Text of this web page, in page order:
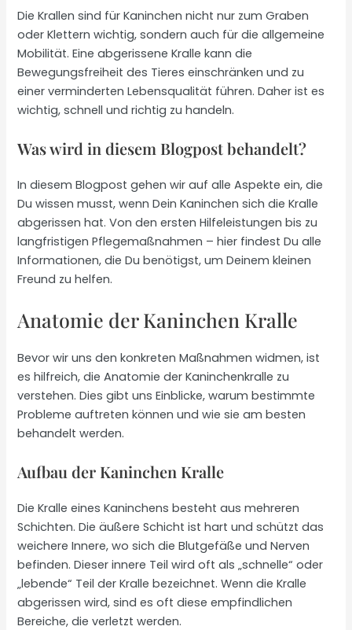
Die Krallen sind für Kaninchen nicht nur zum Graben
oder Klettern wichtig, sondern auch für die allgemeine
Mobilität. Eine abgerissene Kralle kann die
Bewegungsfreiheit des Tieres einschränken und zu
einer verminderten Lebensqualität führen. Daher ist es
wichtig, schnell und richtig zu handeln.
Was wird in diesem Blogpost behandelt?
In diesem Blogpost gehen wir auf alle Aspekte ein, die
Du wissen musst, wenn Dein Kaninchen sich die Kralle
abgerissen hat. Von den ersten Hilfeleistungen bis zu
langfristigen Pflegemaßnahmen – hier findest Du alle
Informationen, die Du benötigst, um Deinem kleinen
Freund zu helfen.
Anatomie der Kaninchen Kralle
Bevor wir uns den konkreten Maßnahmen widmen, ist
es hilfreich, die Anatomie der Kaninchenkralle zu
verstehen. Dies gibt uns Einblicke, warum bestimmte
Probleme auftreten können und wie sie am besten
behandelt werden.
Aufbau der Kaninchen Kralle
Die Kralle eines Kaninchens besteht aus mehreren
Schichten. Die äußere Schicht ist hart und schützt das
weichere Innere, wo sich die Blutgefäße und Nerven
befinden. Dieser innere Teil wird oft als „schnelle“ oder
„lebende“ Teil der Kralle bezeichnet. Wenn die Kralle
abgerissen wird, sind es oft diese empfindlichen
Bereiche, die verletzt werden.